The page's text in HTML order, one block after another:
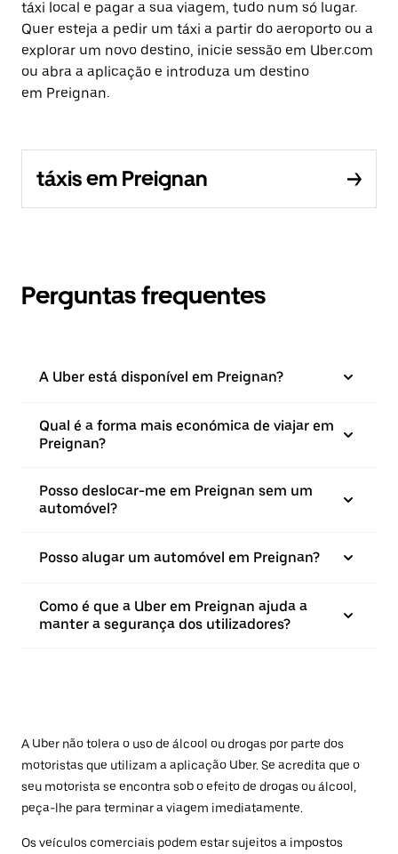
táxi local e pagar a sua viagem, tudo num só lugar.
Quer esteja a pedir um táxi a partir do aeroporto ou a
explorar um novo destino, inicie sessão em Uber.com
ou abra a aplicação e introduza um destino
em Preignan.
táxis em Preignan
Perguntas frequentes
A Uber está disponível em Preignan?
Qual é a forma mais económica de viajar em
Preignan?
Posso deslocar-me em Preignan sem um
automóvel?
Posso alugar um automóvel em Preignan?
Como é que a Uber em Preignan ajuda a
manter a segurança dos utilizadores?
A Uber não tolera o uso de álcool ou drogas por parte dos
motoristas que utilizam a aplicação Uber. Se acredita que o
seu motorista se encontra sob o efeito de drogas ou álcool,
peça-lhe para terminar a viagem imediatamente.
Os veículos comerciais podem estar sujeitos a impostos